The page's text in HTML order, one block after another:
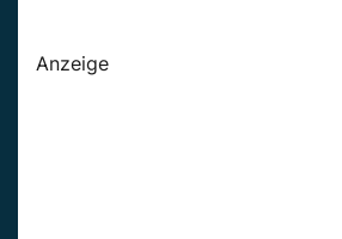
Anzeige